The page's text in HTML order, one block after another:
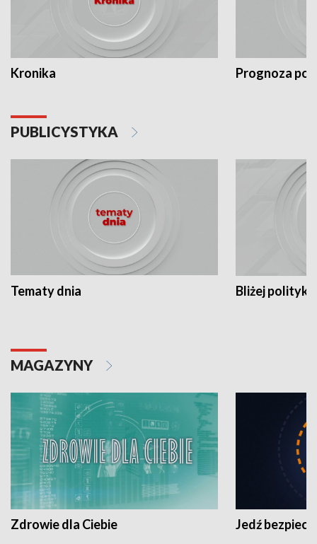
Kronika Prognoza
PUBLICYSTYKA
Tematy dnia Bliżej polityki
MAGAZYNY
Zdrowie dla Ciebie Jedź